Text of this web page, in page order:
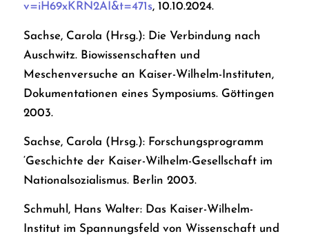
v=iH69xKRN2AI&t=471s, 10.10.2024.
Sachse, Carola (Hrsg.): Die Verbindung nach
Auschwitz. Biowissenschaften und
Meschenversuche an Kaiser-Wilhelm-Instituten,
Dokumentationen eines Symposiums. Göttingen
2003.
Sachse, Carola (Hrsg.): Forschungsprogramm
‘Geschichte der Kaiser-Wilhelm-Gesellschaft im
Nationalsozialismus. Berlin 2003.
Schmuhl, Hans Walter: Das Kaiser-Wilhelm-
Institut im Spannungsfeld von Wissenschaft und